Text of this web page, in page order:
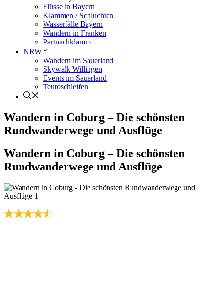
Flüsse in Bayern
Klammen / Schluchten
Wasserfälle Bayern
Wandern in Franken
Partnachklamm
NRW
Wandern im Sauerland
Skywalk Willingen
Events im Sauerland
Teutoschleifen
Wandern in Coburg – Die schönsten
Rundwanderwege und Ausflüge
Wandern in Coburg – Die schönsten
Rundwanderwege und Ausflüge